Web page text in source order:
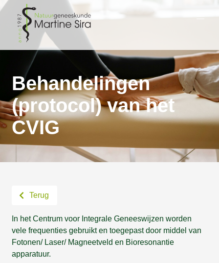
Behandelingen
(protocol) van het
CVIG
Terug
In het Centrum voor Integrale Geneeswijzen worden
vele frequenties gebruikt en toegepast door middel van
Fotonen/ Laser/ Magneetveld en Bioresonantie
apparatuur.